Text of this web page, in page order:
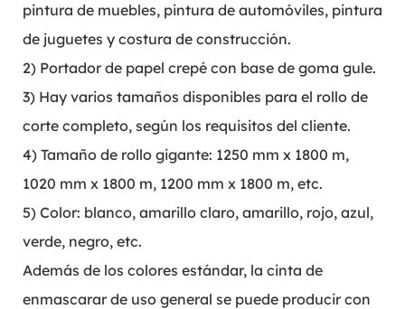
pintura de muebles, pintura de automóviles, pintura
de juguetes y costura de construcción.
2) Portador de papel crepé con base de goma gule.
3) Hay varios tamaños disponibles para el rollo de
corte completo, según los requisitos del cliente.
4) Tamaño de rollo gigante: 1250 mm x 1800 m,
1020 mm x 1800 m, 1200 mm x 1800 m, etc.
5) Color: blanco, amarillo claro, amarillo, rojo, azul,
verde, negro, etc.
Además de los colores estándar, la cinta de
enmascarar de uso general se puede producir con